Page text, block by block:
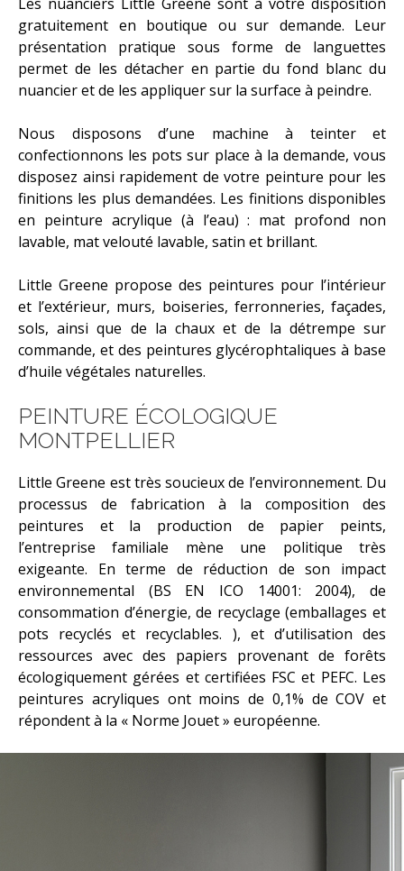
gratuitement en boutique ou sur demande. Leur
présentation pratique sous forme de languettes
permet de les détacher en partie du fond blanc du
nuancier et de les appliquer sur la surface à peindre.
Nous disposons d’une machine à teinter et
confectionnons les pots sur place à la demande, vous
disposez ainsi rapidement de votre peinture pour les
finitions les plus demandées. Les finitions disponibles
en peinture acrylique (à l’eau) : mat profond non
lavable, mat velouté lavable, satin et brillant.
Little Greene propose des peintures pour l’intérieur
et l’extérieur, murs, boiseries, ferronneries, façades,
sols, ainsi que de la chaux et de la détrempe sur
commande, et des peintures glycérophtaliques à base
d’huile végétales naturelles.
PEINTURE ÉCOLOGIQUE
MONTPELLIER
Little Greene est très soucieux de l’environnement. Du
processus de fabrication à la composition des
peintures et la production de papier peints,
l’entreprise familiale mène une politique très
exigeante. En terme de réduction de son impact
environnemental (BS EN ICO 14001: 2004), de
consommation d’énergie, de recyclage (emballages et
pots recyclés et recyclables. ), et d’utilisation des
ressources avec des papiers provenant de forêts
écologiquement gérées et certifiées FSC et PEFC. Les
peintures acryliques ont moins de 0,1% de COV et
répondent à la « Norme Jouet » européenne.